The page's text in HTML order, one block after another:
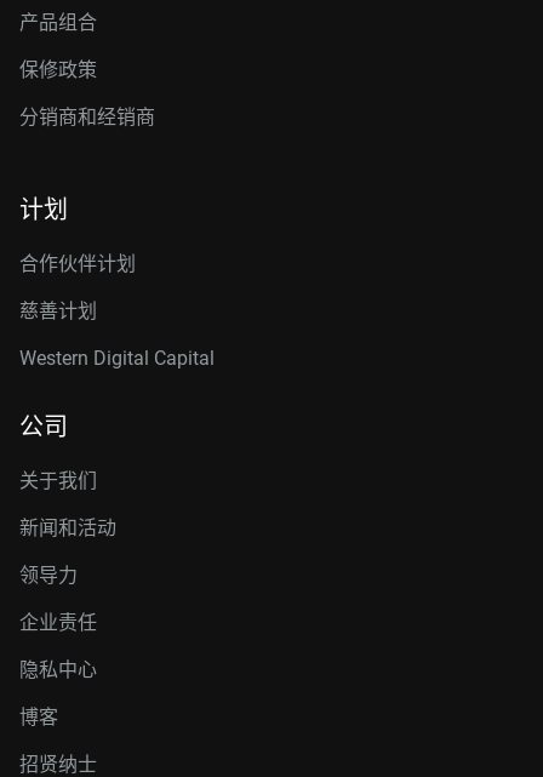
产品组合
保修政策
分销商和经销商
计划
合作伙伴计划
慈善计划
Western Digital Capital
公司
关于我们
新闻和活动
领导力
企业责任
隐私中心
博客
招贤纳士